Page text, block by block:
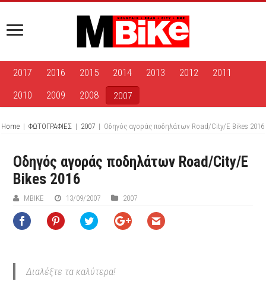
2017 2016 2015 2014 2013 2012
2011
2010
2009 2008 2007
Home | ΦΩΤΟΓΡΑΦΙΕΣ | 2007 | Oδηγός αγοράς ποδηλάτων Road/City/E Bikes 2016
Oδηγός αγοράς ποδηλάτων Road/City/E
Bikes 2016
ΜΒIKE 13/09/2007 2007
Διαλέξτε τα καλύτερα!